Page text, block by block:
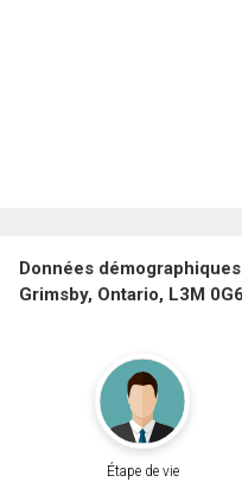
Données
Grimsby, Ontario, L3M 0G6
Étape de vie